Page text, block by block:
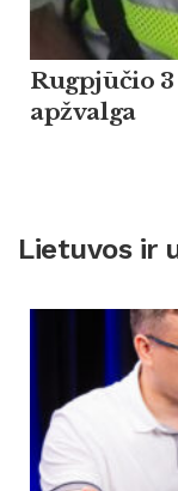
Rugpjūčio
apžvalga
Lietuvos ir